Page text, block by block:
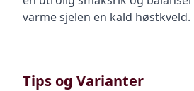
varme sjelen en kald høstkveld.
Tips og Varianter